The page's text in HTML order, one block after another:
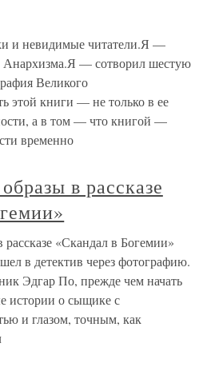
и невидимые читатели.Я —
Анархизма.Я — сотворил шестую
Великого
этой книги — не только в ее
а в том — что книгой —
временно
в рассказе
«Скандал в Богемии»
в детектив через фотографию.
Эдгар По, прежде чем начать
истории о сыщике с
и глазом, точным, как